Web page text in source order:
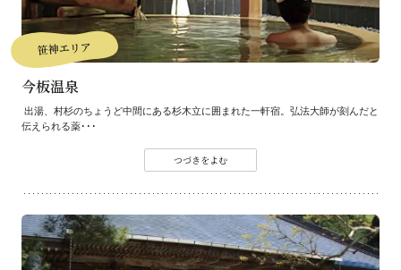
笹神エリア
今板温泉
出湯、村杉のちょうど中間にある杉木立に囲まれた一軒宿。弘法大師が刻んだと
伝えられる薬･･･
つづきをよむ